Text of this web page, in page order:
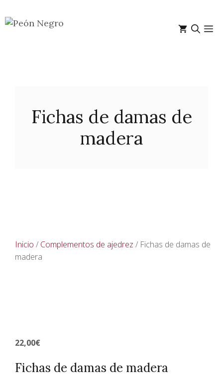
al
Fichas de damas de
madera
Inicio / Complementos de ajedrez / Fichas de damas de
madera
22,00€
Fichas de damas de madera